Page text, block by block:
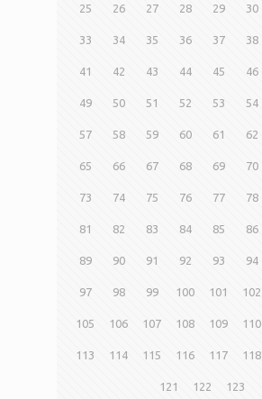
25 26 27 28 29 30
33 34 35 36 37 38
41 42 43 44 45 46
49 50 51 52 53 54
57 58 59 60 61 62
65 66 67 68 69 70
73 74 75 76 77 78
81 82 83 84 85 86
89 90 91 92 93 94
97 98 99 100 101 102
105 106 107 108 109 110
113 114 115 116 117 118
121 122 123